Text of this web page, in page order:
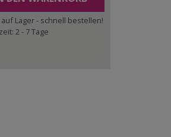
Lager - schnell bestellen!
2 - 7 Tage